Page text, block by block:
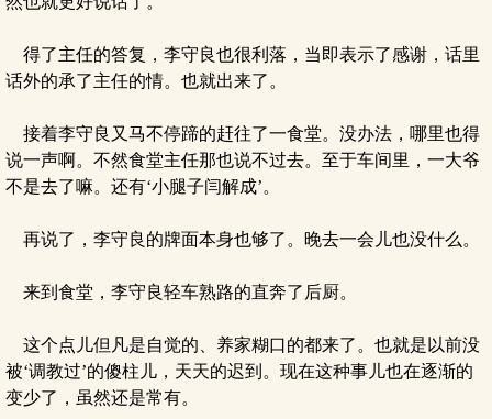
得了主任的答复，李守良也很利落，当即表示了感谢，话里
话外的承了主任的情。也就出来了。
接着李守良又马不停蹄的赶往了一食堂。没办法，哪里也得
说一声啊。不然食堂主任那也说不过去。至于车间里，一大爷
不是去了嘛。还有‘小腿子闫解成’。
再说了，李守良的牌面本身也够了。晚去一会儿也没什么。
来到食堂，李守良轻车熟路的直奔了后厨。
这个点儿但凡是自觉的、养家糊口的都来了。也就是以前没
被‘调教过’的傻柱儿，天天的迟到。现在这种事儿也在逐渐的
变少了，虽然还是常有。